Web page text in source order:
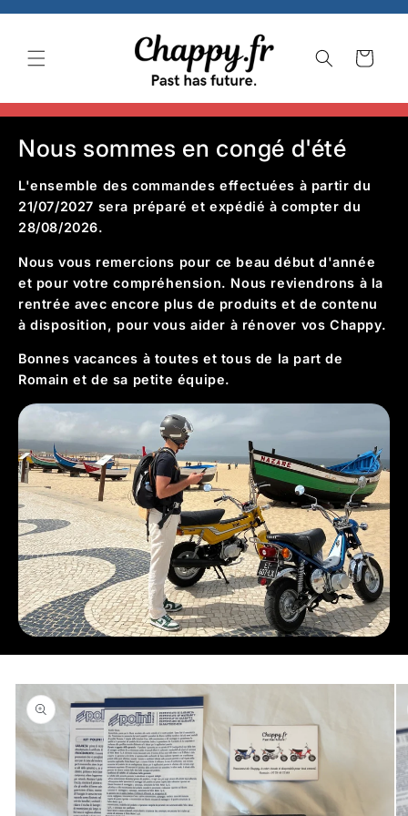
Skip to
Cart
Nous sommes en congé d'été
L'ensemble des commandes effectuées à partir du
21/07/2027 sera préparé et expédié à compter du
28/08/2026.
Nous vous remercions pour ce beau début d'année
et pour votre compréhension. Nous reviendrons à la
rentrée avec encore plus de produits et de contenu
à disposition, pour vous aider à rénover vos Chappy.
Bonnes vacances à toutes et tous de la part de
Romain et de sa petite équipe.
Skip to
product
information